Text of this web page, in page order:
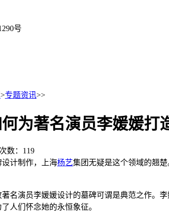
号
>专题资讯>>
为著名演员李媛媛打
数： 119
计制作，上海杨艺集团无疑是这个领域的翘
演员李媛媛设计的墓碑可谓是典范之作。李
人们怀念她的永恒象征。